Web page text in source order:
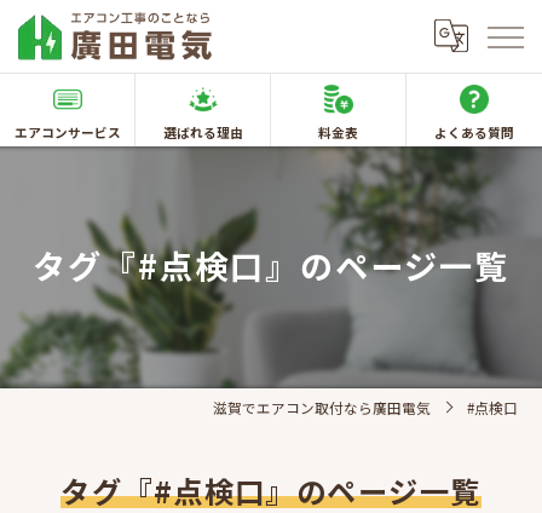
エアコンサービス 選ばれる理由 料金表 よくある質問
タグ『#点検口』のページ一覧
滋賀でエアコン取付なら廣田電気 #点検口
タグ『#点検口』のページ一覧